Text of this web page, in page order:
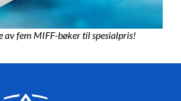
av fem MIFF-bøker til spesialpris!